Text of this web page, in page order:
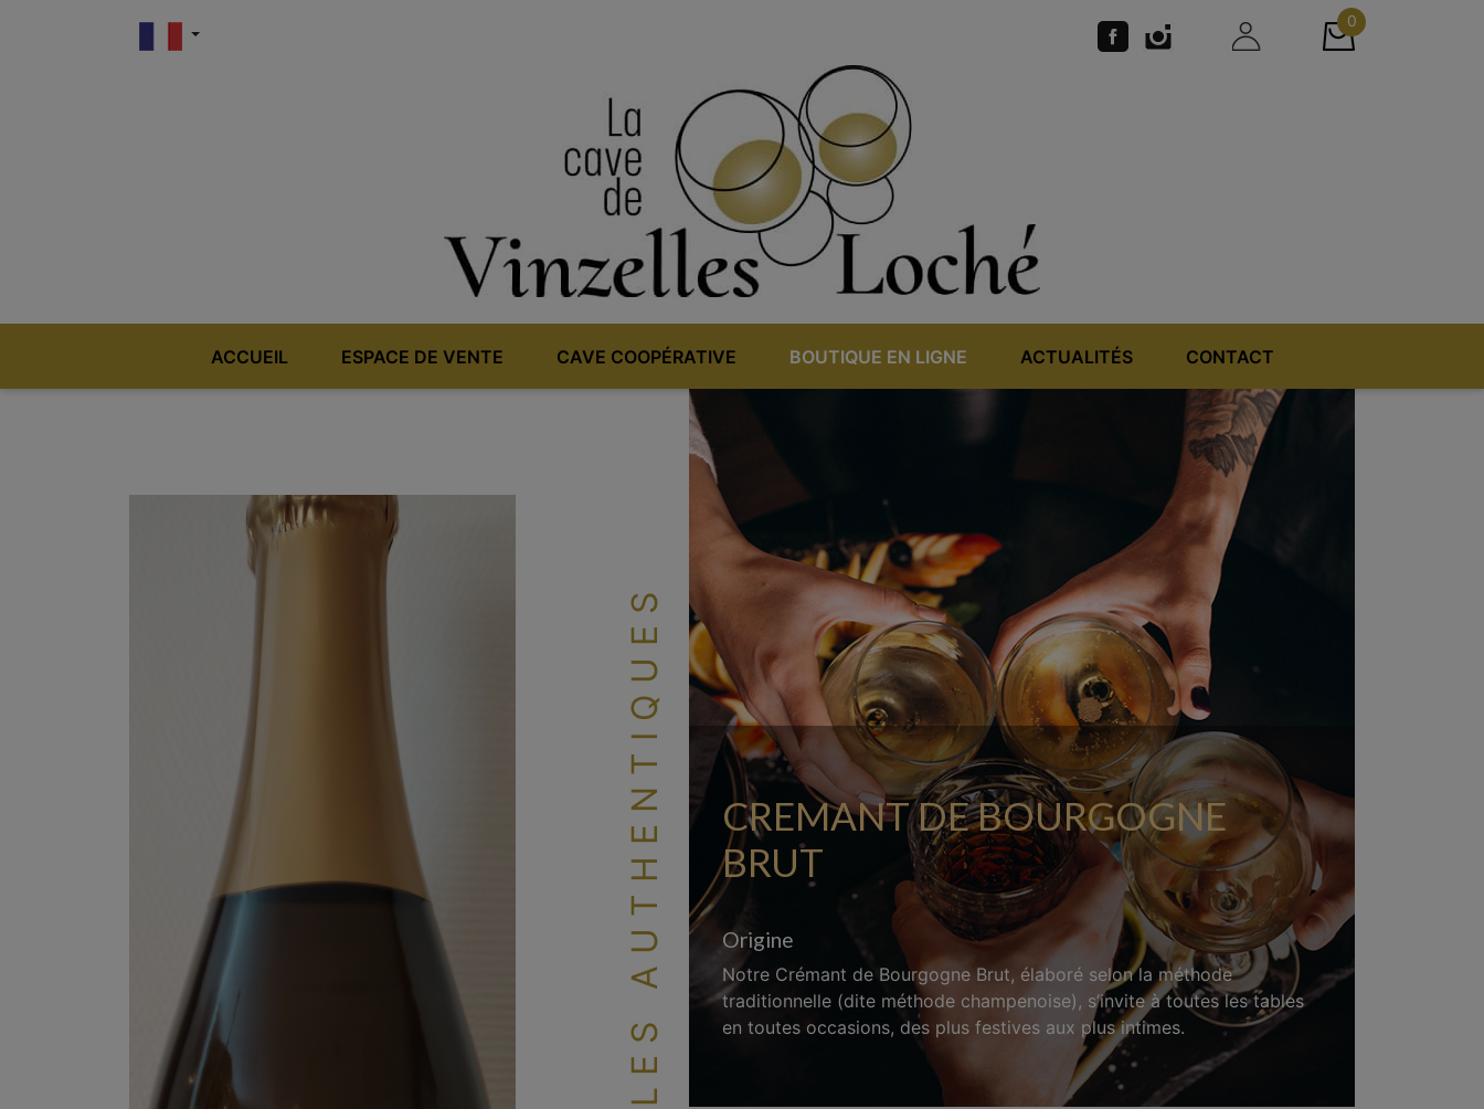
0
ACCUEIL ESPACE DE VENTE CAVE COOPÉRATIVE BOUTIQUE EN LIGNE ACTUALITÉS CONTACT
LES AUTHENTIQUES
CREMANT DE BOURGOGNE
BRUT
Origine
Notre Crémant de Bourgogne Brut, élaboré selon la méthode
traditionnelle (dite méthode champenoise), s’invite à toutes les tables
en toutes occasions, des plus festives aux plus intimes.